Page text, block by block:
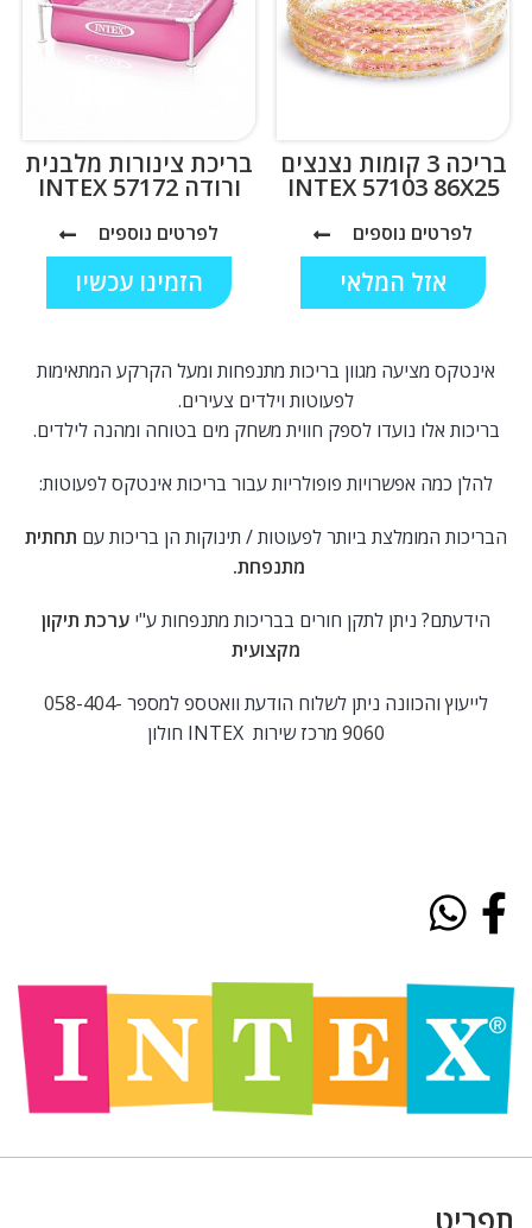
בריכה 3 קומות נצנצים
INTEX 57103 86X25
לפרטים נוספים
אזל המלאי
בריכת צינורות מלבנית
ורודה INTEX 57172
לפרטים נוספים
הזמינו עכשיו
אינטקס מציעה מגוון בריכות מתנפחות ומעל הקרקע המתאימות
לפעוטות וילדים צעירים.
בריכות אלו נועדו לספק חווית משחק מים בטוחה ומהנה לילדים.
להלן כמה אפשרויות פופולריות עבור בריכות אינטקס לפעוטות:
הבריכות המומלצת ביותר לפעוטות / תינוקות הן בריכות עם תחתית
מתנפחת.
הידעתם? ניתן לתקן חורים בבריכות מתנפחות ע"י ערכת תיקון
מקצועית
לייעוץ והכוונה ניתן לשלוח הודעת וואטספ למספר 058-404-
9060 מרכז שירות INTEX חולון
תפריט